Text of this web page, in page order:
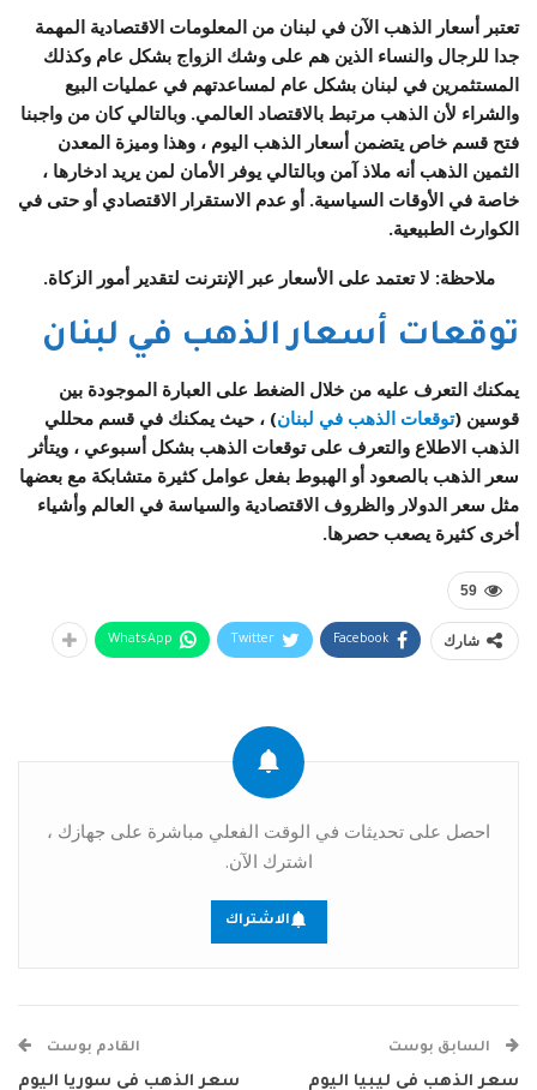
تعتبر أسعار الذهب الآن في لبنان من المعلومات الاقتصادية المهمة
جدا للرجال والنساء الذين هم على وشك الزواج بشكل عام وكذلك
المستثمرين في لبنان بشكل عام لمساعدتهم في عمليات البيع
والشراء لأن الذهب مرتبط بالاقتصاد العالمي. وبالتالي كان من واجبنا
فتح قسم خاص يتضمن أسعار الذهب اليوم ، وهذا وميزة المعدن
الثمين الذهب أنه ملاذ آمن وبالتالي يوفر الأمان لمن يريد ادخارها ،
خاصة في الأوقات السياسية. أو عدم الاستقرار الاقتصادي أو حتى في
الكوارث الطبيعية.
ملاحظة: لا تعتمد على الأسعار عبر الإنترنت لتقدير أمور الزكاة.
توقعات أسعار الذهب في لبنان
يمكنك التعرف عليه من خلال الضغط على العبارة الموجودة بين
قوسين (توقعات الذهب في لبنان) ، حيث يمكنك في قسم محللي
الذهب الاطلاع والتعرف على توقعات الذهب بشكل أسبوعي ، ويتأثر
سعر الذهب بالصعود أو الهبوط بفعل عوامل كثيرة متشابكة مع بعضها
مثل سعر الدولار والظروف الاقتصادية والسياسة في العالم وأشياء
أخرى كثيرة يصعب حصرها.
59
شارك Facebook
Twitter
WhatsApp
احصل على تحديثات في الوقت الفعلي مباشرة على جهازك ،
اشترك الآن.
الاشتراك
السابق بوست
سعر الذهب في ليبيا اليوم
القادم بوست
سعر الذهب في سوريا اليوم